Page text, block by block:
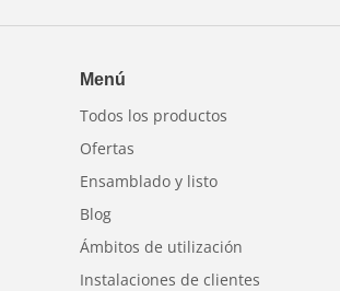
Menú
Todos los productos
Ofertas
Ensamblado y listo
Blog
Ámbitos de utilización
Instalaciones de clientes